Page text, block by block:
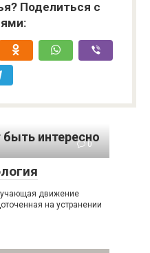
Поделиться с
интересно
0
движение
на устранении